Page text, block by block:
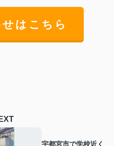
はこちら
宇都宮市で学校近く